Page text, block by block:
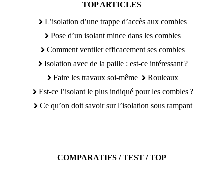
TOP ARTICLES
L’isolation d’une trappe d’accès aux combles
Pose d’un isolant mince dans les combles
Comment ventiler efficacement ses combles
Isolation avec de la paille : est-ce intéressant ?
Faire les travaux soi-même
Rouleaux
Est-ce l’isolant le plus indiqué pour les combles ?
Ce qu’on doit savoir sur l’isolation sous rampant
COMPARATIFS / TEST / TOP